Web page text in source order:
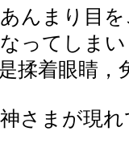
んまり目を
ってしま
揉着眼睛，
さまが現れ